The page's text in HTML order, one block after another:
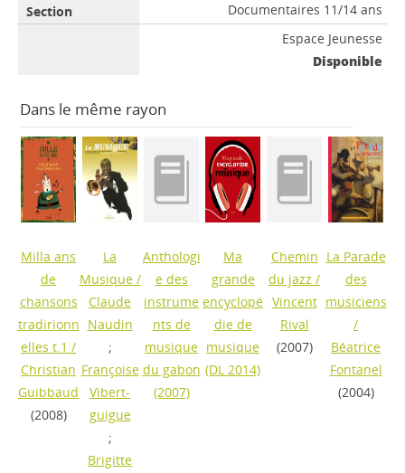
Documentaires 11/14 ans
Espace Jeunesse
Disponible
Dans le même rayon
Milla ans
de
chansons
tradirionn
elles t.1 /
Christian
Guibbaud
(2008)
La
Musique/
Claude
Naudin
;
Françoise
Vibert-
guigue
;
Brigitte
Anthologi
e des
instrume
nts de
musique
du gabon
(2007)
Ma
grande
encyclopé
die de
musique
(DL 2014)
Chemin
du jazz /
Vincent
Rival
(2007)
La Parade
des
musiciens
/
Béatrice
Fontanel
(2004)